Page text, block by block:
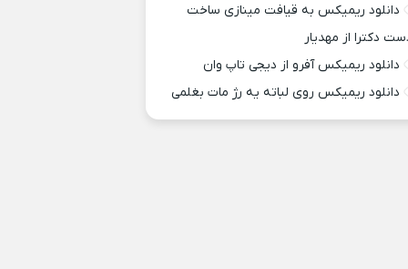
دانلود ریمیکس به قیافت مینازی ساخت
دکترا از مهدیار
دانلود ریمیکس آفرو از ديجی تاپ وان
دانلود ریمیکس روی لباته یه رژ مات بغلمی